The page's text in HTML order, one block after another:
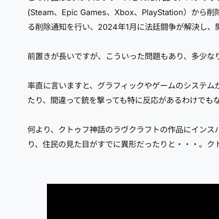
(Steam、Epic Games、Xbox、PlayStation）から削
る削除通知を行い、2024年1月に法廷闘争が解決し
前置きが長いですが、こういった問題もあり、多少
率直に言いますと、グラフィックやゲームのシステ
たり、間違って銃を撃っても特に反応があるわけでも
何より、クトゥフ神話のラヴクラフトの作品にイン
り、住民の見た目がすでに異形だったりと・・・。